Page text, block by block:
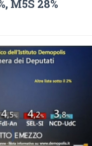
M5S 28%